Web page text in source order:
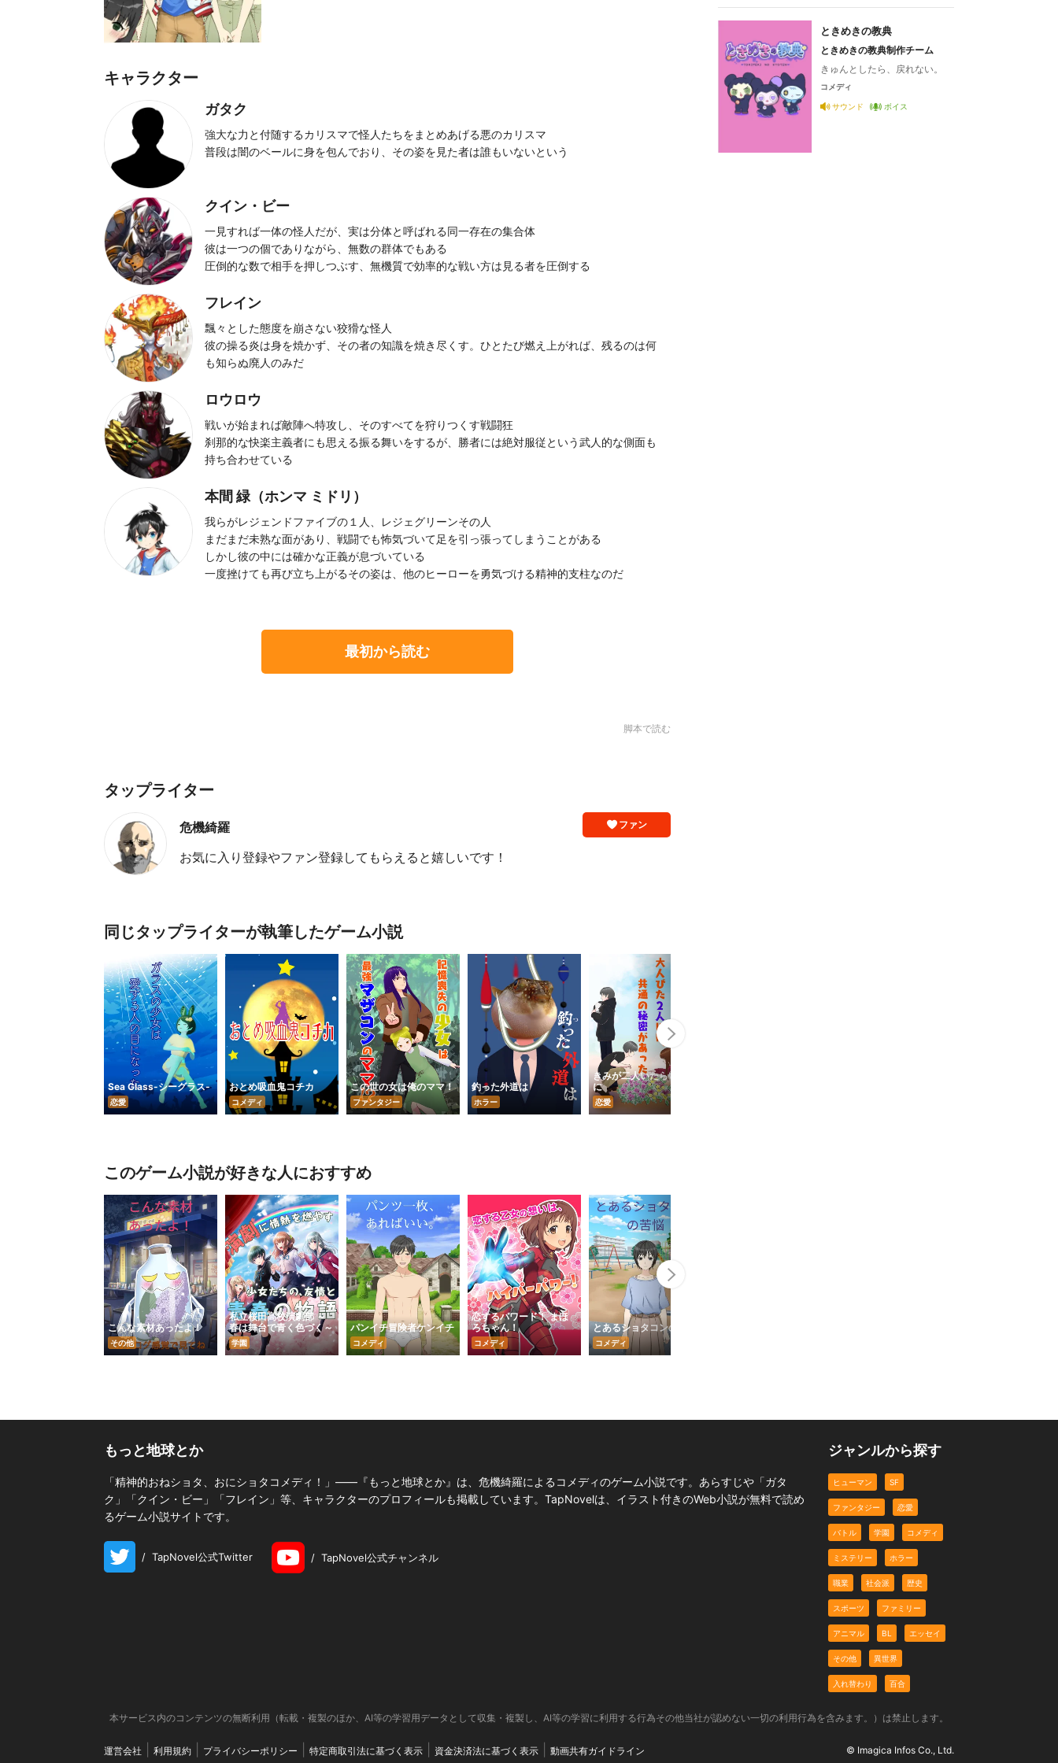
キャラクター
ガタク
強大な力と付随するカリスマで怪人たちをまとめあげる悪のカリスマ
普段は闇のベールに身を包んでおり、その姿を見た者は誰もいないという
クイン・ビー
一見すれば一体の怪人だが、実は分体と呼ばれる同一存在の集合体
彼は一つの個でありながら、無数の群体でもある
圧倒的な数で相手を押しつぶす、無機質で効率的な戦い方は見る者を圧倒する
フレイン
飄々とした態度を崩さない狡猾な怪人
彼の操る炎は身を焼かず、その者の知識を焼き尽くす。ひとたび燃え上がれば、残るのは何
も知らぬ廃人のみだ
ロウロウ
戦いが始まれば敵陣へ特攻し、そのすべてを狩りつくす戦闘狂
刹那的な快楽主義者にも思える振る舞いをするが、勝者には絶対服従という武人的な側面も
持ち合わせている
本間 緑（ホンマ ミドリ）
我らがレジェンドファイブの１人、レジェグリーンその人
まだまだ未熟な面があり、戦闘でも怖気づいて足を引っ張ってしまうことがある
しかし彼の中には確かな正義が息づいている
一度挫けても再び立ち上がるその姿は、他のヒーローを勇気づける精神的支柱なのだ
最初から読む
脚本で読む
タップライター
ファン
危機綺羅
お気に入り登録やファン登録してもらえると嬉しいです！
同じタップライターが執筆したゲーム小説
Sea Glass-シーグラス-
恋愛
おとめ吸血鬼コチカ
コメディ
この世の女は俺のママ！
ファンタジー
釣った外道は
ホラー
きみが二人いたらいいの
に
恋愛
このゲーム小説が好きな人におすすめ
こんな素材あったよ！
その他
私立桜田高校演劇部 ～
春は舞台で青く色づく～
学園
パンイチ冒険者ケンイチ
コメディ
恋するパワード！ まほ
ろちゃん！
コメディ
とあるショタコンの苦悩
コメディ
ときめきの教典
ときめきの教典制作チーム
きゅんとしたら、戻れない。
コメディ
サウンド ボイス
もっと地球とか
「精神的おねショタ、おにショタコメディ！」――『もっと地球とか』は、危機綺羅によるコメディのゲーム小説です。あらすじや「ガタ
ク」「クイン・ビー」「フレイン」等、キャラクターのプロフィールも掲載しています。TapNovelは、イラスト付きのWeb小説が無料で読め
るゲーム小説サイトです。
/ TapNovel公式Twitter / TapNovel公式チャンネル
ジャンルから探す
ヒューマン SF
ファンタジー 恋愛
バトル 学園 コメディ
ミステリー ホラー
職業 社会派 歴史
スポーツ ファミリー
アニマル BL エッセイ
その他 異世界
入れ替わり 百合
本サービス内のコンテンツの無断利用（転載・複製のほか、AI等の学習用データとして収集・複製し、AI等の学習に利用する行為その他当社が認めない一切の利用行為を含みます。）は禁止します。
運営会社 利用規約 プライバシーポリシー 特定商取引法に基づく表示 資金決済法に基づく表示 動画共有ガイドライン © Imagica Infos Co., Ltd.